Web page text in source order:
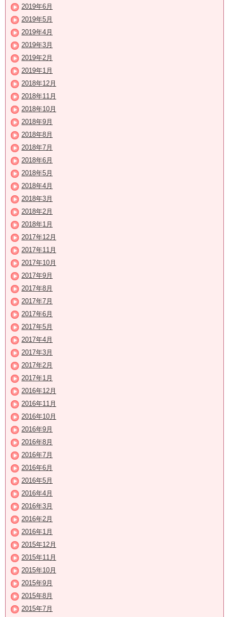
2019年6月
2019年5月
2019年4月
2019年3月
2019年2月
2019年1月
2018年12月
2018年11月
2018年10月
2018年9月
2018年8月
2018年7月
2018年6月
2018年5月
2018年4月
2018年3月
2018年2月
2018年1月
2017年12月
2017年11月
2017年10月
2017年9月
2017年8月
2017年7月
2017年6月
2017年5月
2017年4月
2017年3月
2017年2月
2017年1月
2016年12月
2016年11月
2016年10月
2016年9月
2016年8月
2016年7月
2016年6月
2016年5月
2016年4月
2016年3月
2016年2月
2016年1月
2015年12月
2015年11月
2015年10月
2015年9月
2015年8月
2015年7月